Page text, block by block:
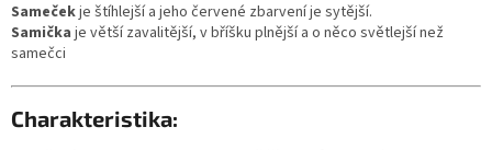
Samečekje štíhlejší a jeho červené zbarvení je sytější.
Samička je větší zavalitější, v bříšku plnější a o něco světlejší než
samečci
Charakteristika: